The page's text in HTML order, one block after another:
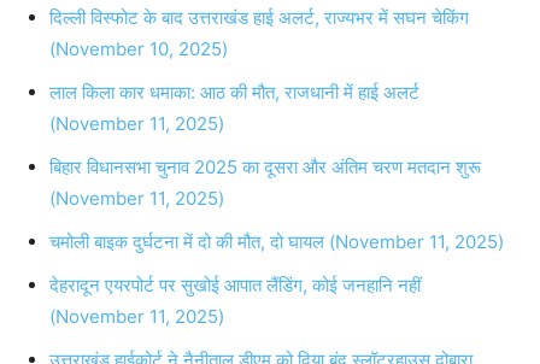
दिल्ली विस्फोट के बाद उत्तराखंड हाई अलर्ट, राज्यभर में सघन चेकिंग
(November 10, 2025)
लाल किला कार धमाका: आठ की मौत, राजधानी में हाई अलर्ट
(November 11, 2025)
बिहार विधानसभा चुनाव 2025 का दूसरा और अंतिम चरण मतदान शुरू
(November 11, 2025)
चमोली बाइक दुर्घटना में दो की मौत, दो घायल (November 11, 2025)
देहरादून एयरपोर्ट पर सुखोई आपात लैंडिंग, कोई जनहानि नहीं
(November 11, 2025)